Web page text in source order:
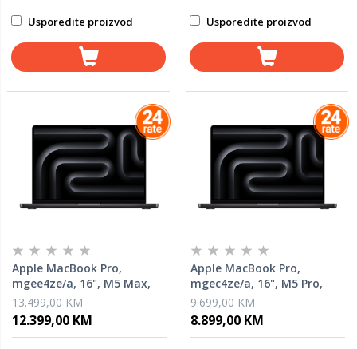
Usporedite proizvod Usporedite proizvod
Apple MacBook Pro,
mgee4ze/a, 16", M5 Max,
40C GPU, 48GB RAM, 2TB
SSD, Space Black, laptop
13.499,00 KM
12.399,00 KM
Apple MacBook Pro,
mgec4ze/a, 16", M5 Pro,
20C GPU, 48GB RAM, 1TB
SSD, Space Black, laptop
9.699,00 KM
8.899,00 KM